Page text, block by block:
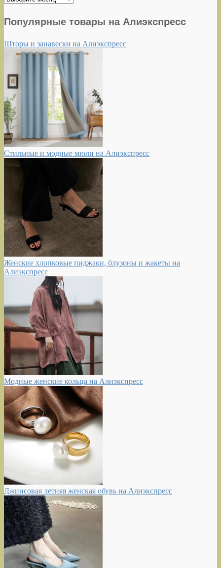
Популярные товары на Алиэкспресс
Шторы и занавески на Алиэкспресс
Стильные и модные мюли на Алиэкспресс
Женские хлопковые пиджаки, блузоны и жакеты на
Алиэкспресс
Модные женские кольца на Алиэкспресс
Джинсовая летняя женская обувь на Алиэкспресс